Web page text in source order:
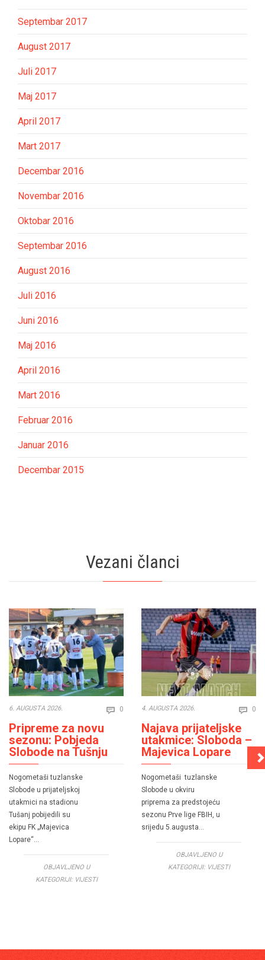
Septembar 2017
August 2017
Juli 2017
Maj 2017
April 2017
Mart 2017
Decembar 2016
Novembar 2016
Oktobar 2016
Septembar 2016
August 2016
Juli 2016
Juni 2016
Maj 2016
April 2016
Mart 2016
Februar 2016
Januar 2016
Decembar 2015
Vezani članci
6. AUGUSTA 2026.  0 Comments
Pripreme za novu
sezonu: Pobjeda
Slobode na Tušnju
Nogometaši tuzlanske
Slobode u prijateljskoj
utakmici na stadionu
Tušanj pobijedili su
ekipu FK „Majevica
Lopare“…
OBJAVLJENO U
KATEGORIJI: VIJESTI
4. AUGUSTA 2026.  0
Najava prijateljske
utakmice: Sloboda –
Majevica Lopare
Nogometaši tuzlanske
Slobode u okviru
priprema za predstojeću
sezonu Prve lige FBIH, u
srijedu 5.augusta…
OBJAVLJENO U
KATEGORIJI: VIJESTI